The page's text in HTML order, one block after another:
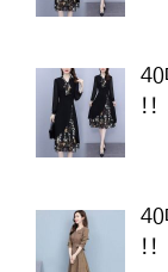
40
!!
40
!!